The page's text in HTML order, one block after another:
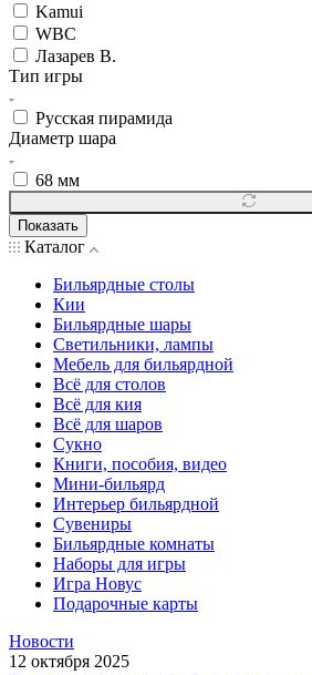
Kamui
WBC
Лазарев В.
Тип игры
Русская пирамида
Диаметр шара
68 мм
Показать
Каталог
Бильярдные столы
Кии
Бильярдные шары
Светильники, лампы
Мебель для бильярдной
Всё для столов
Всё для кия
Всё для шаров
Сукно
Книги, пособия, видео
Мини-бильярд
Интерьер бильярдной
Сувениры
Бильярдные комнаты
Наборы для игры
Игра Новус
Подарочные карты
Новости
12 октября 2025